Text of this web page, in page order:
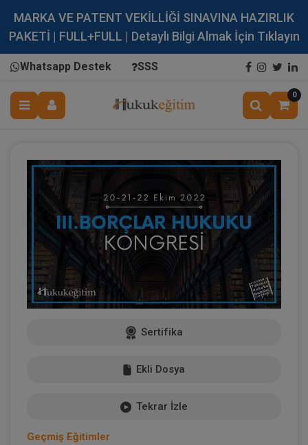
MARKA VE PATENT VEKİLLİĞİ SINAVINA HAZIRLIK
PAKETİ | FULL+FULL | Detaylı Bilgi Almak İçin Tıklayın
Whatsapp Destek SSS
0
Sertifika
Ekli Dosya
Tekrar İzle
Geçmiş Eğitimler